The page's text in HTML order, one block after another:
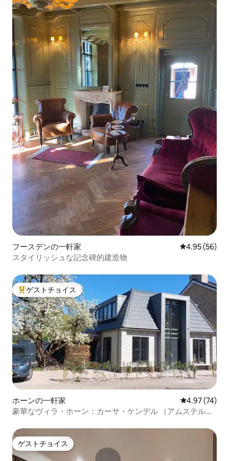
フースデンの一軒家 レビュー56
4.95 (56)
スタイリッシュな記念碑的建造物
大好評のゲストチョイスです。
ゲストチョイス
ホーンの一軒家 レビュー74
4.97 (74)
豪華なヴィラ・ホーン：カーサ・ケンデル （アムステルダ
ゲストチョイス
ゲストチョイス